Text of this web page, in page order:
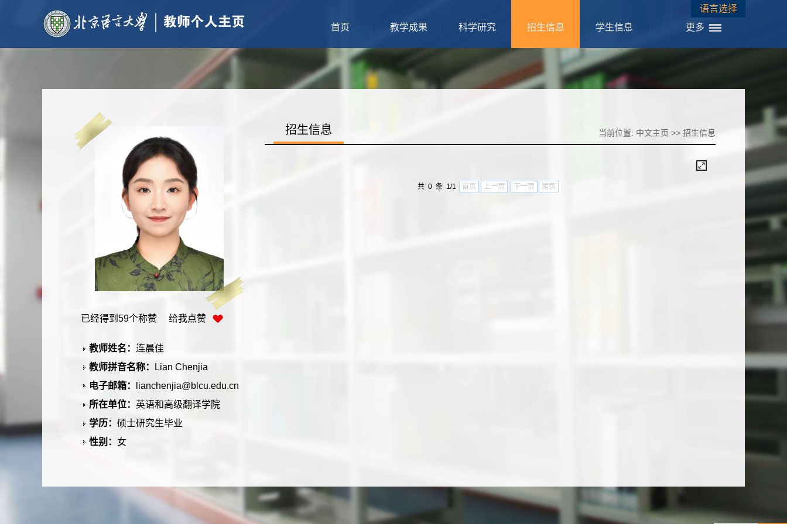
语言选择
首页
教学成果 科学研究 招生信息 学生信息 更多
已经得到 59个称赞 给我点赞
教师姓名： 连晨佳
教师拼音名称：
Lian Chenjia
电子邮箱：
lianchenjia@blcu.edu.cn
所在单位： 英语和高级翻译学院
学历： 硕士研究生毕业
性别： 女
在职
北京外国语大学
招生信息 当前位置: 中文主页 >> 招生信息
共 0 条 1/1 首页 上一页 下一页 尾页